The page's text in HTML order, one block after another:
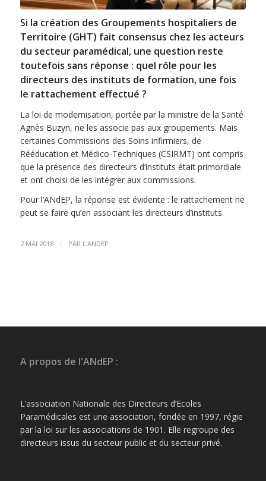
Si la création des Groupements hospitaliers de
Territoire (GHT) fait consensus chez les acteurs
du secteur paramédical, une question reste
toutefois sans réponse : quel rôle pour les
directeurs des instituts de formation, une fois
le rattachement effectué ?
La loi de modernisation, portée par la ministre de la Santé
Agnès Buzyn, ne les associe pas aux groupements. Mais
certaines Commissions des Soins infirmiers, de
Rééducation et Médico-Techniques (CSIRMT) ont compris
que la présence des directeurs d’instituts était primordiale
et ont choisi de les intégrer aux commissions.
Pour l’ANdEP, la réponse est évidente : le rattachement ne
peut se faire qu’en associant les directeurs d’instituts.
2 MAI 2018 / PAR L'ANDEP
A propos de l'ANdEP :
L’association Nationale des Directeurs d’Ecoles
Paramédicales est une association, fondée en 1997, régie
par la loi sur les associations de 1901. Elle regroupe des
directeurs issus du secteur public et du secteur privé.